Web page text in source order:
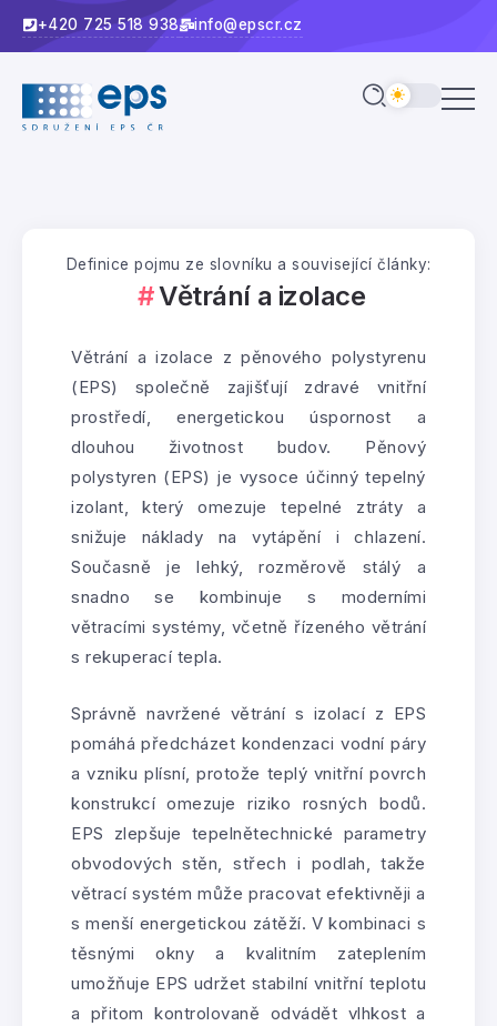
+420 725 518 938 info@epscr.cz
Definice pojmu ze slovníku a související články:
Větrání a izolace
Větrání a izolace z pěnového polystyrenu
(EPS) společně zajišťují zdravé vnitřní
prostředí, energetickou úspornost a
dlouhou životnost budov. Pěnový
polystyren (EPS) je vysoce účinný tepelný
izolant, který omezuje tepelné ztráty a
snižuje náklady na vytápění i chlazení.
Současně je lehký, rozměrově stálý a
snadno se kombinuje s moderními
větracími systémy, včetně řízeného větrání
s rekuperací tepla.
Správně navržené větrání s izolací z EPS
pomáhá předcházet kondenzaci vodní páry
a vzniku plísní, protože teplý vnitřní povrch
konstrukcí omezuje riziko rosných bodů.
EPS zlepšuje tepelnětechnické parametry
obvodových stěn, střech i podlah, takže
větrací systém může pracovat efektivněji a
s menší energetickou zátěží. V kombinaci s
těsnými okny a kvalitním zateplením
umožňuje EPS udržet stabilní vnitřní teplotu
a přitom kontrolovaně odvádět vlhkost a